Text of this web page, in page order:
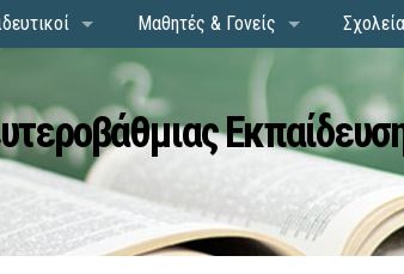
Μαθητές & Γονείς Σχολεία